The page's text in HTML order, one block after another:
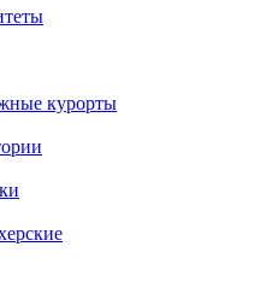
курорты